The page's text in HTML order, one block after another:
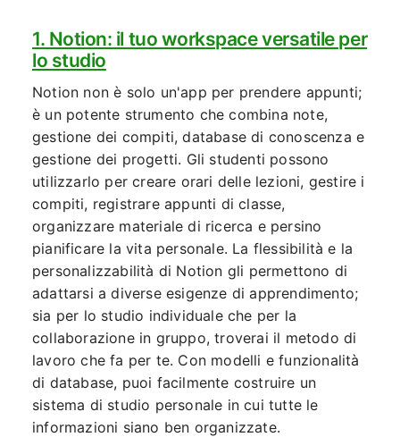
1. Notion: il tuo workspace versatile per
lo studio
Notion non è solo un'app per prendere appunti;
è un potente strumento che combina note,
gestione dei compiti, database di conoscenza e
gestione dei progetti. Gli studenti possono
utilizzarlo per creare orari delle lezioni, gestire i
compiti, registrare appunti di classe,
organizzare materiale di ricerca e persino
pianificare la vita personale. La flessibilità e la
personalizzabilità di Notion gli permettono di
adattarsi a diverse esigenze di apprendimento;
sia per lo studio individuale che per la
collaborazione in gruppo, troverai il metodo di
lavoro che fa per te. Con modelli e funzionalità
di database, puoi facilmente costruire un
sistema di studio personale in cui tutte le
informazioni siano ben organizzate.